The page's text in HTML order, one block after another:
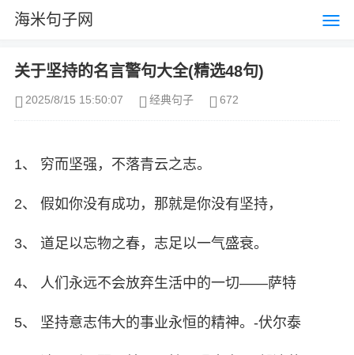
海米句子网
关于坚持的名言警句大全(精选48句)
2025/8/15 15:50:07 经典句子 672
1、 穷而坚强，不落青云之志。
2、 假如你没有成功，那就是你没有坚持，
3、 道足以忘物之春，志足以一气盛衰。
4、 人们永远不会放弃生活中的一切——萨特
5、 坚持意志伟大的事业永恒的精神。-伏尔泰